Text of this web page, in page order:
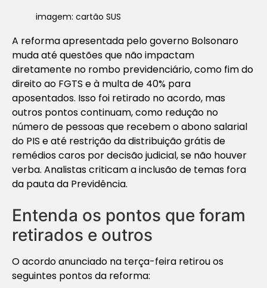
imagem: cartão SUS
A reforma apresentada pelo governo Bolsonaro
muda até questões que não impactam
diretamente no rombo previdenciário, como fim do
direito ao FGTS e à multa de 40% para
aposentados. Isso foi retirado no acordo, mas
outros pontos continuam, como redução no
número de pessoas que recebem o abono salarial
do PIS e até restrição da distribuição grátis de
remédios caros por decisão judicial, se não houver
verba. Analistas criticam a inclusão de temas fora
da pauta da Previdência.
Entenda os pontos que foram
retirados e outros
O acordo anunciado na terça-feira retirou os
seguintes pontos da reforma: